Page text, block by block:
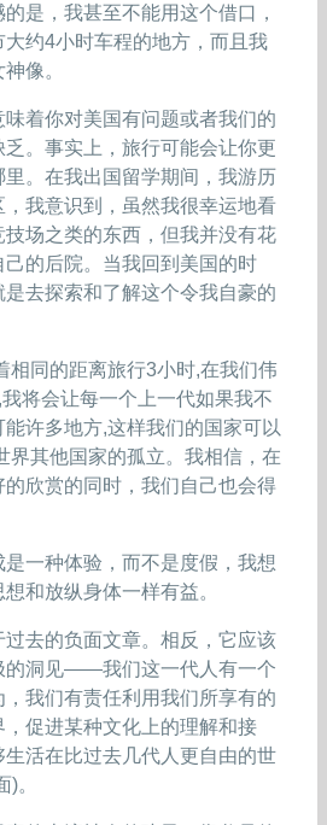
是，我甚至不能用这个借口，
大约4小时车程的地方，而且我
像。
着你对美国有问题或者我们的
。事实上，旅行可能会让你更
。在我出国留学期间，我游历
我意识到，虽然我很幸运地看
场之类的东西，但我并没有花
的后院。当我回到美国的时
去探索和了解这个令我自豪的
相同的距离旅行3小时,在我们伟
将会让每一个上一代如果我不
许多地方,这样我们的国家可以
界其他国家的孤立。我相信，在
欣赏的同时，我们自己也会得
一种体验，而不是度假，我想
和放纵身体一样有益。
去的负面文章。相反，它应该
的洞见——我们这一代人有一个
我们有责任利用我们所享有的
促进某种文化上的理解和接
活在比过去几代人更自由的世
。